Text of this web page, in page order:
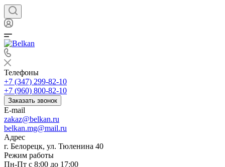
Телефоны
+7 (347) 299-82-10
+7 (960) 800-82-10
Заказать звонок
E-mail
zakaz@belkan.ru
belkan.mg@mail.ru
Адрес
г. Белорецк, ул. Тюленина 40
Режим работы
Пн-Пт с 8:00 до 17:00